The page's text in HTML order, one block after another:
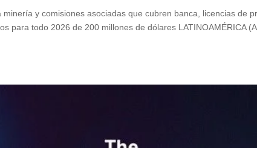
y comisiones asociadas que cubren banca, licencias de
para todo 2026 de 200 millones de dólares